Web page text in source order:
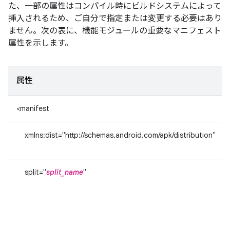
た、一部の属性はコンパイル時にビルドシステムによって
挿入されるため、ご自分で指定または変更する必要はあり
ません。次の表に、機能モジュールの重要なマニフェスト
属性を示します。
属性
<manifest
xmlns:dist="http://schemas.android.com/apk/distribution"
split="split_name"